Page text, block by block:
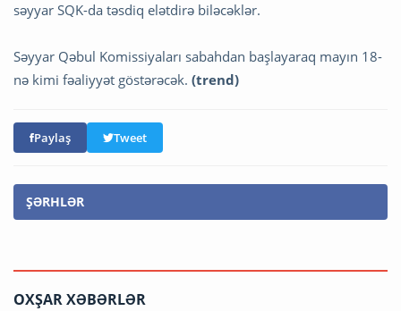
səyyar SQK-da təsdiq elətdirə biləcəklər.
Səyyar Qəbul Komissiyaları sabahdan başlayaraq mayın 18-
nə kimi fəaliyyət göstərəcək. (trend)
Paylaş Tweet
ŞƏRHLƏR
OXŞAR XƏBƏRLƏR